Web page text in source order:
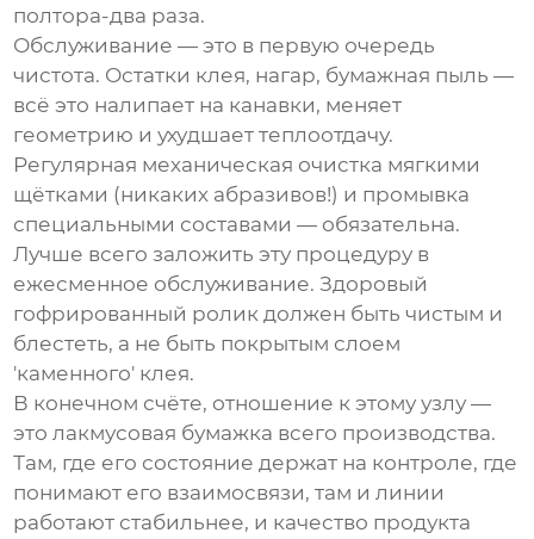
полтора-два раза.
Обслуживание — это в первую очередь
чистота. Остатки клея, нагар, бумажная пыль —
всё это налипает на канавки, меняет
геометрию и ухудшает теплоотдачу.
Регулярная механическая очистка мягкими
щётками (никаких абразивов!) и промывка
специальными составами — обязательна.
Лучше всего заложить эту процедуру в
ежесменное обслуживание. Здоровый
гофрированный ролик должен быть чистым и
блестеть, а не быть покрытым слоем
'каменного' клея.
В конечном счёте, отношение к этому узлу —
это лакмусовая бумажка всего производства.
Там, где его состояние держат на контроле, где
понимают его взаимосвязи, там и линии
работают стабильнее, и качество продукта